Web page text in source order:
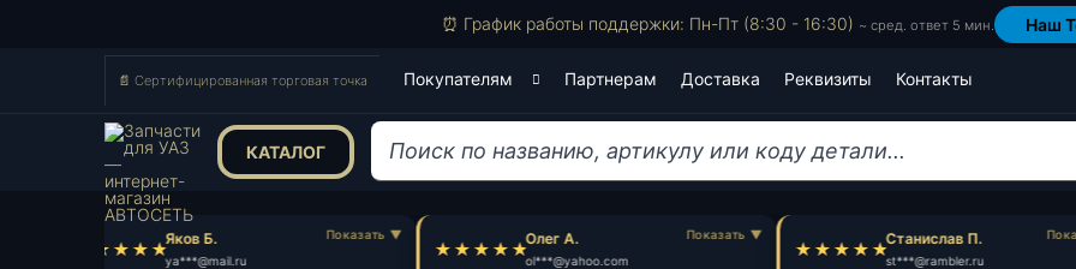
⏰ График работы поддержки: Пн-Пт (8:30 - 16:30) ~ сред. ответ 5 мин. Наш
📄 Сертифицированная торговая точка Покупателям Партнерам Доставка Реквизиты Контакты
КАТАЛОГ Поиск
товаров
Яков Б.
ya***@mail.ru
Олег А.
ol***@yahoo.com
Станислав П.
st***@rambler.ru